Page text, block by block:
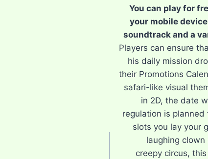
You can play for
your mobile
soundtrack and a
Players can ensure
his daily mission
their Promotions
safari-like visual
in 2D, the date
regulation is
slots you lay your
laughing
creepy circus,